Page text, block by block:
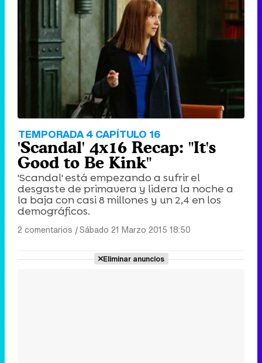
TEMPORADA 4 CAPÍTULO 16
'Scandal' 4x16 Recap: "It's
Good to Be Kink"
'Scandal' está empezando a sufrir el
desgaste de primavera y lidera la noche a
la baja con casi 8 millones y un 2,4 en los
demográficos.
2 comentarios |Sábado 21 Marzo 2015 18:50
Eliminar anuncios